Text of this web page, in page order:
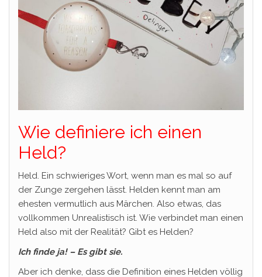
Wie definiere ich einen
Held?
Held. Ein schwieriges Wort, wenn man es mal so auf
der Zunge zergehen lässt. Helden kennt man am
ehesten vermutlich aus Märchen. Also etwas, das
vollkommen Unrealistisch ist. Wie verbindet man einen
Held also mit der Realität? Gibt es Helden?
Ich finde ja! – Es gibt sie.
Aber ich denke, dass die Definition eines Helden völlig